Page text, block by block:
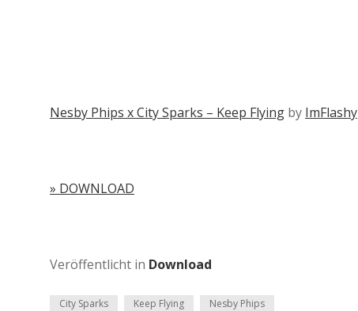
Nesby Phips x City Sparks – Keep Flying by ImFlashy
» DOWNLOAD
Veröffentlicht in Download
City Sparks Keep Flying Nesby Phips